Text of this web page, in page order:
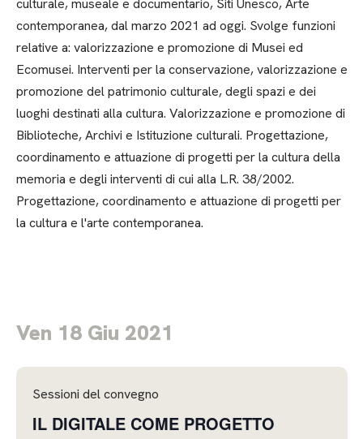
culturale, museale e documentario, Siti Unesco, Arte
contemporanea, dal marzo 2021 ad oggi. Svolge funzioni
relative a: valorizzazione e promozione di Musei ed
Ecomusei. Interventi per la conservazione, valorizzazione e
promozione del patrimonio culturale, degli spazi e dei
luoghi destinati alla cultura. Valorizzazione e promozione di
Biblioteche, Archivi e Istituzione culturali. Progettazione,
coordinamento e attuazione di progetti per la cultura della
memoria e degli interventi di cui alla L.R. 38/2002.
Progettazione, coordinamento e attuazione di progetti per
la cultura e l'arte contemporanea.
Ven 18 Giu 2021
Sessioni del convegno
IL DIGITALE COME PROGETTO